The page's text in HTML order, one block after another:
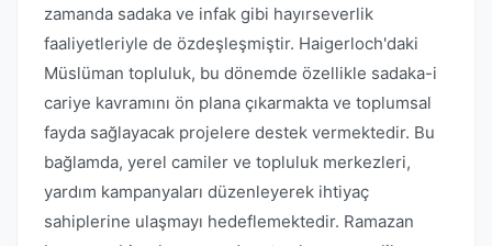
zamanda sadaka ve infak gibi hayırseverlik
faaliyetleriyle de özdeşleşmiştir. Haigerloch'daki
Müslüman topluluk, bu dönemde özellikle sadaka-i
cariye kavramını ön plana çıkarmakta ve toplumsal
fayda sağlayacak projelere destek vermektedir. Bu
bağlamda, yerel camiler ve topluluk merkezleri,
yardım kampanyaları düzenleyerek ihtiyaç
sahiplerine ulaşmayı hedeflemektedir. Ramazan